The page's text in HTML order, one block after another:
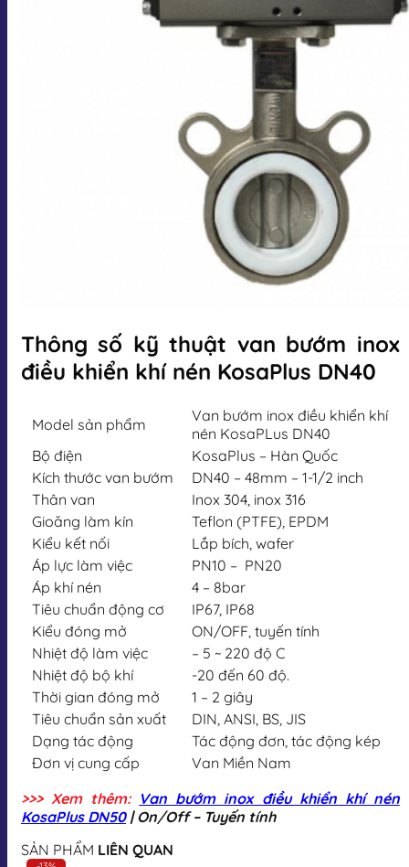
Thông số kỹ thuật van bướm inox
điều khiển khí nén KosaPlus DN40
Model sản phẩm
Van bướm inox điều khiển khí
nén KosaPLus DN40
Bộ điện
KosaPlus – Hàn Quốc
Kích thước van bướm
DN40 – 48mm – 1-1/2 inch
Thân van
Inox 304, inox 316
Gioăng làm kín
Teflon (PTFE), EPDM
Kiểu kết nối
Lắp bích, wafer
Áp lực làm việc
PN10 – PN20
Áp khí nén
4 – 8bar
Tiêu chuẩn động cơ
IP67, IP68
Kiểu đóng mở
ON/OFF, tuyến tính
Nhiệt độ làm việc
– 5 ~ 220 độ C
Nhiệt độ bộ khí
-20 đến 60 độ.
Thời gian đóng mở
1 – 2 giây
Tiêu chuẩn sản xuất
DIN, ANSI, BS, JIS
Dạng tác động
Tác động đơn, tác động kép
Đơn vị cung cấp
Van Miền Nam
>>> Xem thêm: Van bướm inox điều khiển khí nén
KosaPlus DN50| On/Off – Tuyến tính
SẢN PHẨM LIÊN QUAN